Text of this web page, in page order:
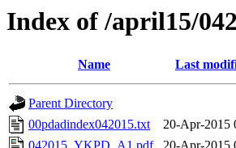
Index of /april15/
Name Last
Parent Directory
00pdadindex042015.txt
20-Apr-2015